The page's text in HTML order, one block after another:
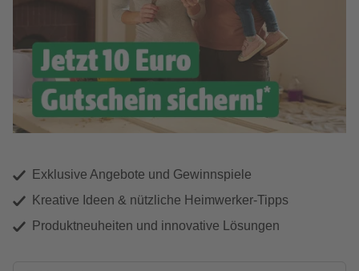
Exklusive Angebote und Gewinnspiele
Kreative Ideen & nützliche Heimwerker-Tipps
Produktneuheiten und innovative Lösungen